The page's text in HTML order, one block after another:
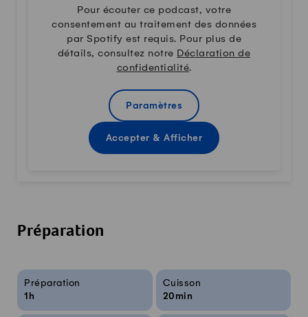
Pour écouter ce podcast, votre
consentement au traitement des données
par Spotify est requis. Pour plus de
détails, consultez notre Déclaration de
confidentialité.
Paramètres
Accepter & Afficher
Préparation
Infos sur la recette
Préparation
1h
Cuisson
20min